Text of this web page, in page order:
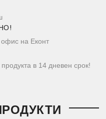
офис на Еконт
в 14 дневен срок!